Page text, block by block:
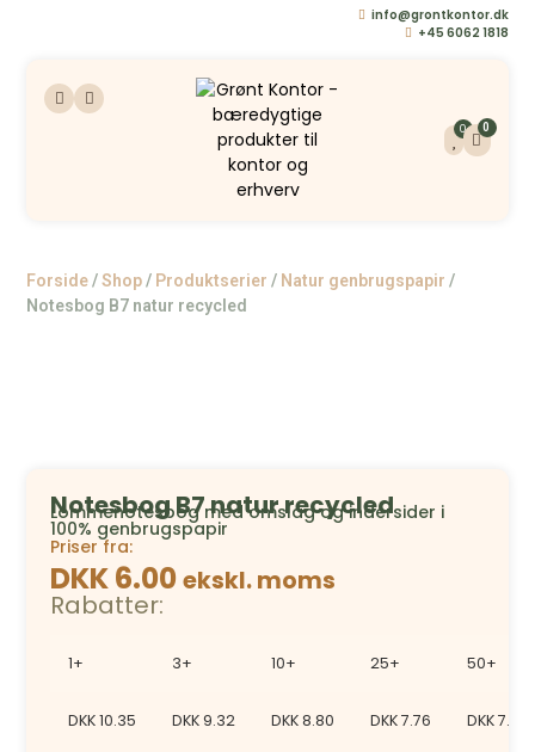
info@grontkontor.dk
+45 6062 1818
0 0
Forside/Shop/ Produktserier / Natur genbrugspapir /
Notesbog B7 natur recycled
Notesbog B7 natur recycled
Lommenotesbog med omslag og indersider i
100% genbrugspapir
Priser fra:
DKK 6.00ekskl. moms
Rabatter:
1+ 3+ 10+ 25+ 50+
DKK10.35 DKK9.32 DKK8.80 DKK7.76 DKK7.25